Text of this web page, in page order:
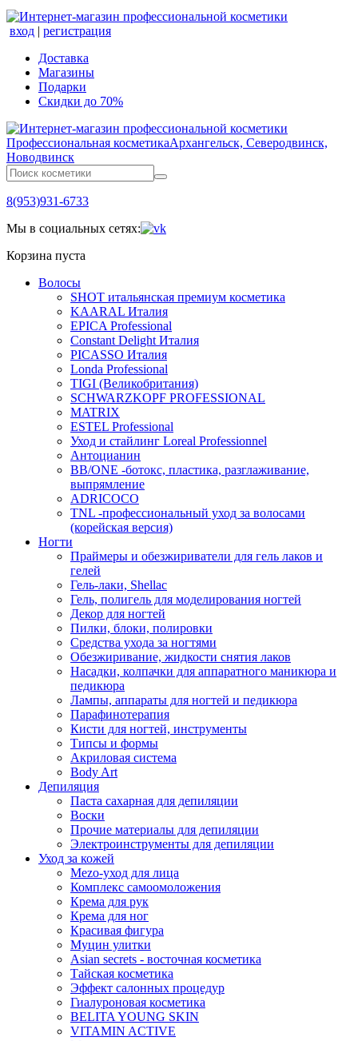
вход | регистрация
Доставка
Магазины
Подарки
Скидки до 70%
Профессиональная косметикаАрхангельск, Северодвинск,
Новодвинск
8(953)931-6733
Мы в социальных сетях:
Корзина пуста
Волосы
SHOT итальянская премиум косметика
KAARAL Италия
EPICA Professional
Constant Delight Италия
PICASSO Италия
Londa Professional
TIGI (Великобритания)
SCHWARZKOPF PROFESSIONAL
MATRIX
ESTEL Professional
Уход и стайлинг Loreal Professionnel
Антоцианин
BB/ONE -ботокс, пластика, разглаживание,
выпрямление
ADRICOCO
TNL -профессиональный уход за волосами
(корейская версия)
Ногти
Праймеры и обезжириватели для гель лаков и
гелей
Гель-лаки, Shellac
Гель, полигель для моделирования ногтей
Декор для ногтей
Пилки, блоки, полировки
Средства ухода за ногтями
Обезжиривание, жидкости снятия лаков
Насадки, колпачки для аппаратного маникюра и
педикюра
Лампы, аппараты для ногтей и педикюра
Парафинотерапия
Кисти для ногтей, инструменты
Типсы и формы
Акриловая система
Body Art
Депиляция
Паста сахарная для депиляции
Воски
Прочие материалы для депиляции
Электроинструменты для депиляции
Уход за кожей
Mezo-уход для лица
Комплекс самоомоложения
Крема для рук
Крема для ног
Красивая фигура
Муцин улитки
Asian seсrets - восточная косметика
Тайская косметика
Эффект салонных процедур
Гиалуроновая косметика
BELITA YOUNG SKIN
VITAMIN ACTIVE